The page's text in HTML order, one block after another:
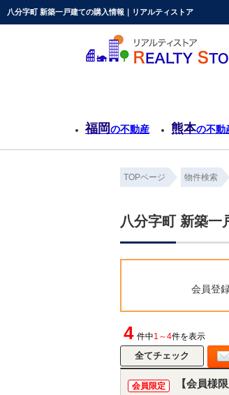
八分字町 新築一戸建ての購入情報｜リアルティストア
福岡の不動産 熊本の不動
TOPページ 物件検索
八分字町 新築一
会員登
4 件中1～4件を表示
会員限定 【会員様